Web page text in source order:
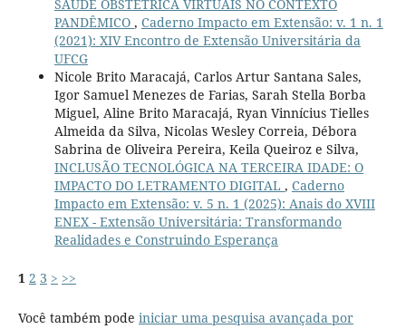
SAÚDE OBSTÉTRICA VIRTUAIS NO CONTEXTO
PANDÊMICO , Caderno Impacto em Extensão: v. 1 n. 1
(2021): XIV Encontro de Extensão Universitária da
UFCG
Nicole Brito Maracajá, Carlos Artur Santana Sales,
Igor Samuel Menezes de Farias, Sarah Stella Borba
Miguel, Aline Brito Maracajá, Ryan Vinnícius Tielles
Almeida da Silva, Nicolas Wesley Correia, Débora
Sabrina de Oliveira Pereira, Keila Queiroz e Silva,
INCLUSÃO TECNOLÓGICA NA TERCEIRA IDADE: O
IMPACTO DO LETRAMENTO DIGITAL , Caderno
Impacto em Extensão: v. 5 n. 1 (2025): Anais do XVIII
ENEX - Extensão Universitária: Transformando
Realidades e Construindo Esperança
1 2 3 > >>
Você também pode iniciar uma pesquisa avançada por